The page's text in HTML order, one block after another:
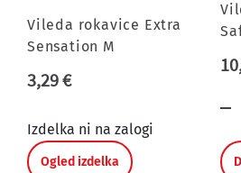
Vileda rokavice Extra
Sensation M
3,29 €
Izdelka ni na zalogi
Ogled izdelka